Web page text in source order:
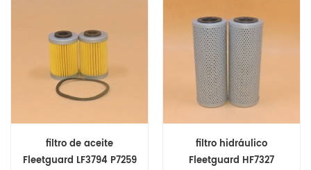
fahr KHD 12.5kva(deutz
F2L310 ing). A12L614;
F12L614; A12L714; BF12L714;
f12l714(inglés no
especificado).volvo
b36av (inglés no
especificado) .
filtro de aceite
Fleetguard LF3794 P7259
filtro hidráulico
Fleetguard HF7327